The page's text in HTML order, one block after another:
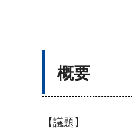
概要
【議題】